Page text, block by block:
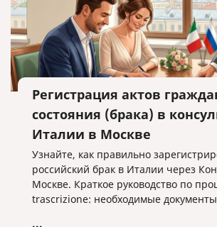
Регистрация актов
состояния (брака) в
Италии в Москве
Узнайте, как правильно
российский брак в Италии через
Москве. Краткое руководство по
trascrizione: необходимые
...